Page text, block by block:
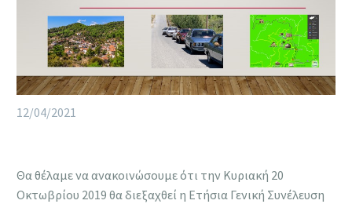
12/04/2021
Θα θέλαμε να ανακοινώσουμε ότι την Κυριακή 20
Οκτωβρίου 2019 θα διεξαχθεί η Ετήσια Γενική Συνέλευση